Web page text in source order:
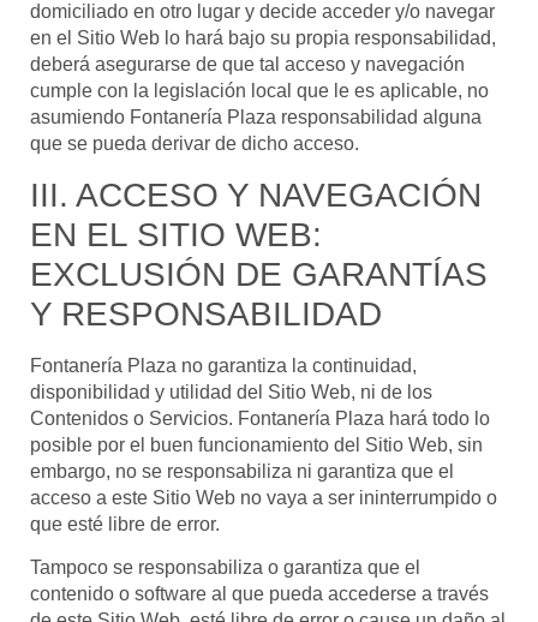
domiciliado en otro lugar y decide acceder y/o navegar
en el Sitio Web lo hará bajo su propia responsabilidad,
deberá asegurarse de que tal acceso y navegación
cumple con la legislación local que le es aplicable, no
asumiendo Fontanería Plaza responsabilidad alguna
que se pueda derivar de dicho acceso.
III. ACCESO Y NAVEGACIÓN
EN EL SITIO WEB:
EXCLUSIÓN DE GARANTÍAS
Y RESPONSABILIDAD
Fontanería Plaza no garantiza la continuidad,
disponibilidad y utilidad del Sitio Web, ni de los
Contenidos o Servicios. Fontanería Plaza hará todo lo
posible por el buen funcionamiento del Sitio Web, sin
embargo, no se responsabiliza ni garantiza que el
acceso a este Sitio Web no vaya a ser ininterrumpido o
que esté libre de error.
Tampoco se responsabiliza o garantiza que el
contenido o software al que pueda accederse a través